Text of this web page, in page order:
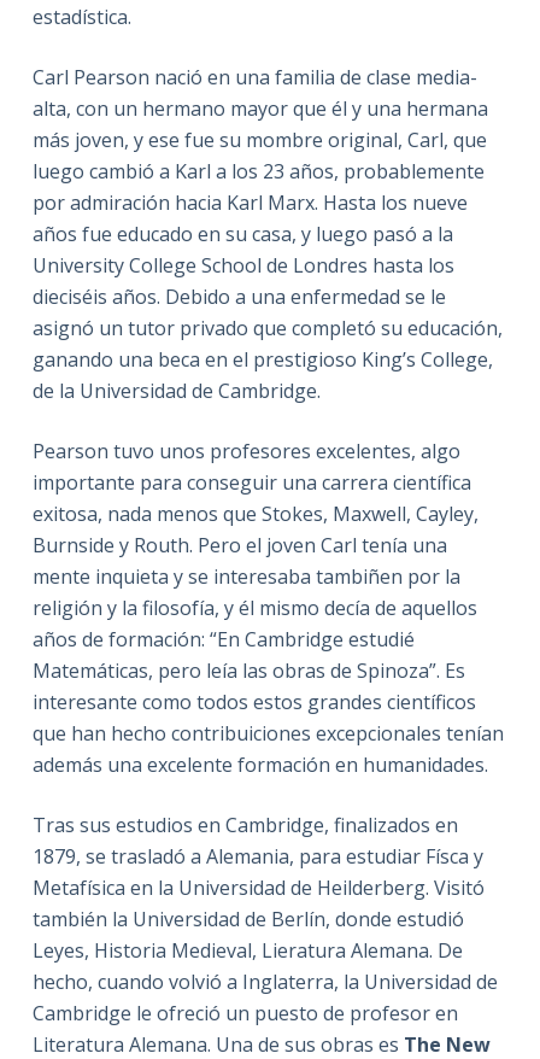
estadística.
Carl Pearson nació en una familia de clase media-
alta, con un hermano mayor que él y una hermana
más joven, y ese fue su mombre original, Carl, que
luego cambió a Karl a los 23 años, probablemente
por admiración hacia Karl Marx. Hasta los nueve
años fue educado en su casa, y luego pasó a la
University College School de Londres hasta los
dieciséis años. Debido a una enfermedad se le
asignó un tutor privado que completó su educación,
ganando una beca en el prestigioso King’s College,
de la Universidad de Cambridge.
Pearson tuvo unos profesores excelentes, algo
importante para conseguir una carrera científica
exitosa, nada menos que Stokes, Maxwell, Cayley,
Burnside y Routh. Pero el joven Carl tenía una
mente inquieta y se interesaba tambiñen por la
religión y la filosofía, y él mismo decía de aquellos
años de formación: “En Cambridge estudié
Matemáticas, pero leía las obras de Spinoza”. Es
interesante como todos estos grandes científicos
que han hecho contribuiciones excepcionales tenían
además una excelente formación en humanidades.
Tras sus estudios en Cambridge, finalizados en
1879, se trasladó a Alemania, para estudiar Físca y
Metafísica en la Universidad de Heilderberg. Visitó
también la Universidad de Berlín, donde estudió
Leyes, Historia Medieval, Lieratura Alemana. De
hecho, cuando volvió a Inglaterra, la Universidad de
Cambridge le ofreció un puesto de profesor en
Literatura Alemana. Una de sus obras es The New